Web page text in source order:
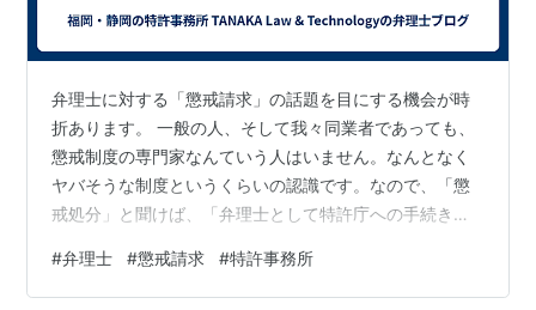
弁理士に対する「懲戒請求」の話題を目にする機会が時
折あります。 一般の人、そして我々同業者であっても、
懲戒制度の専門家なんていう人はいません。なんとなく
ヤバそうな制度というくらいの認識です。なので、「懲
戒処分」と聞けば、「弁理士として特許庁への手続きが
るわけです。私自身も、少し前まではそのように重く捉
えていた部分がありました。 しかし、日本弁理士会が行
#弁理士 #懲戒請求 #特許事務所